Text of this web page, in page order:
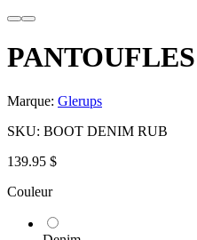
PANTOUFLES
Marque: Glerups
SKU: BOOT DENIM RUB
139.95 $
Couleur